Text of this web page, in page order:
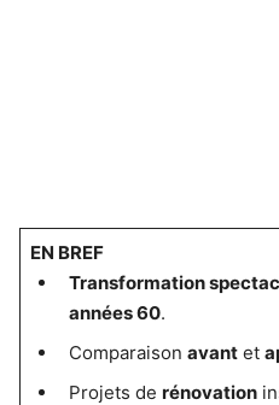
EN BREF
Transformation
années 60.
Comparaison avantet
Projets de rénovation